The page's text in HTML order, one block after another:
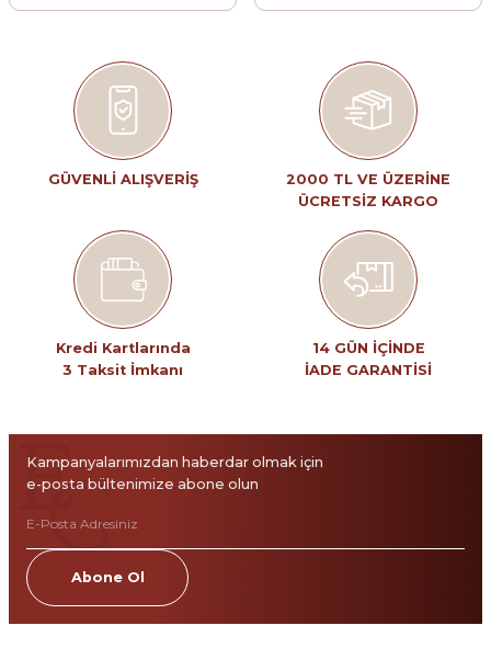
GÜVENLİ ALIŞVERİŞ
2000 TL VE ÜZERİNE
ÜCRETSİZ KARGO
Kredi Kartlarında
3 Taksit İmkanı
14 GÜN İÇİNDE
İADE GARANTİSİ
Kampanyalarımızdan haberdar olmak için
e-posta bültenimize abone olun
Abone Ol